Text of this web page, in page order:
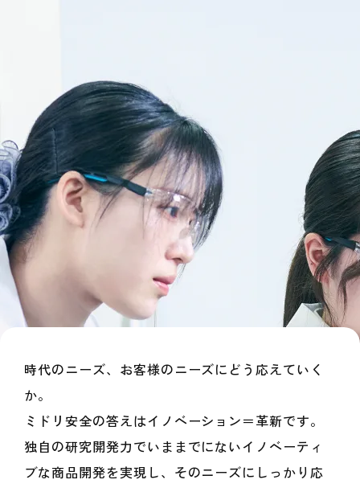
時代のニーズ、お客様のニーズにどう応えていく
か。
ミドリ安全の答えはイノベーション＝革新です。
独自の研究開発力でいままでにないイノベーティ
ブな商品開発を実現し、 そのニーズにしっかり応